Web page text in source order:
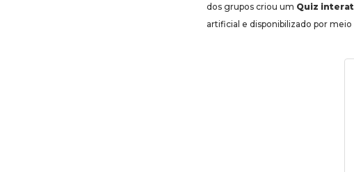
dos grupos criou um Quiz
artificial e disponibilizado por